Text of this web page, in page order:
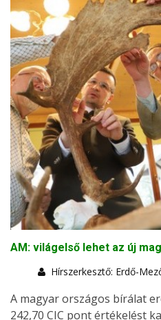
AM: világelső lehet az új
Hírszerkesztő: Erdő-
A magyar országos bírálat
242,70 CIC pont értékelést